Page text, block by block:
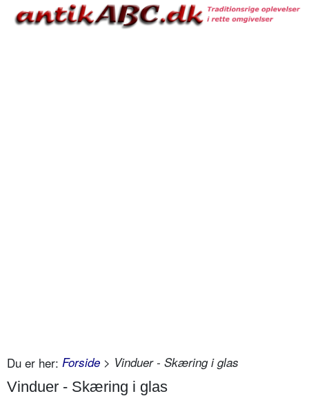
Du er her: Forside > Vinduer - Skæring i glas
Vinduer - Skæring i glas